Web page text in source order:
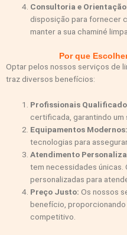
Consultoria e
disposição para fornecer
manter a sua chaminé
Por que
Optar pelos nossos serviços de
traz diversos benefícios:
Profissionais
certificada, garantindo um
Equipamentos Modernos:
tecnologias para
Atendimento
tem necessidades
personalizadas para
Preço Justo: Os nossos
benefício,
competitivo.